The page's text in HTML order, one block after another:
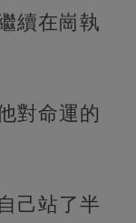
續在崗執
對命運的
己站了半